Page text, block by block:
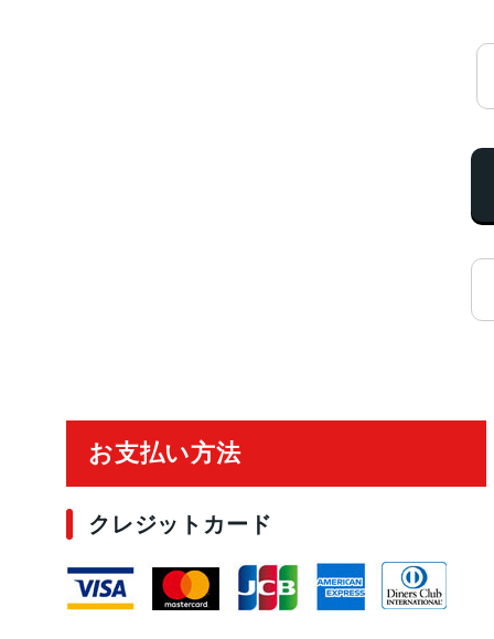
お支払い方法
クレジットカード